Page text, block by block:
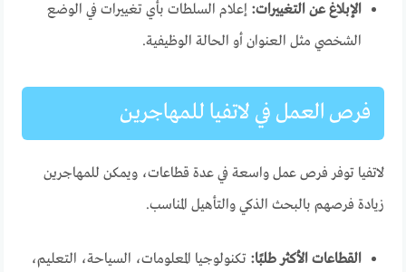
الإبلاغ عن التغييرات: إعلام السلطات بأي تغييرات في الوضع
الشخصي مثل العنوان أو الحالة الوظيفية.
فرص العمل في لاتفيا للمهاجرين
لاتفيا توفر فرص عمل واسعة في عدة قطاعات، ويمكن للمهاجرين
زيادة فرصهم بالبحث الذكي والتأهيل المناسب.
القطاعات الأكثر طلبًا: تكنولوجيا المعلومات، السياحة، التعليم،